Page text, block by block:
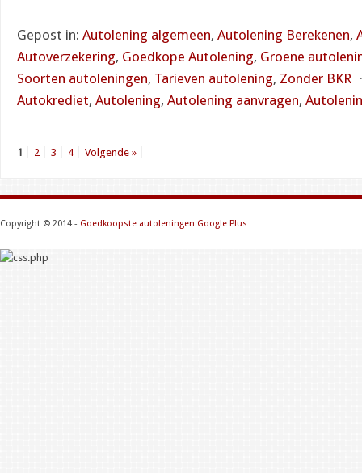
Gepost in: Autolening algemeen, Autolening Berekenen,
Autoverzekering, Goedkope Autolening, Groene
Soorten autoleningen, Tarieven autolening, Zonder BKR
Autokrediet, Autolening, Autolening aanvragen,
1 2 3 4 Volgende »
Copyright © 2014 - Goedkoopste autoleningen Google Plus